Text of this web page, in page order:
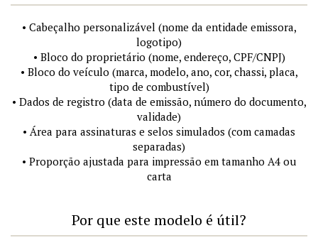
• Cabeçalho personalizável (nome da entidade emissora,
logotipo)
• Bloco do proprietário (nome, endereço, CPF/CNPJ)
• Bloco do veículo (marca, modelo, ano, cor, chassi, placa,
tipo de combustível)
• Dados de registro (data de emissão, número do documento,
validade)
• Área para assinaturas e selos simulados (com camadas
separadas)
• Proporção ajustada para impressão em tamanho A4 ou
carta
Por que este modelo é útil?